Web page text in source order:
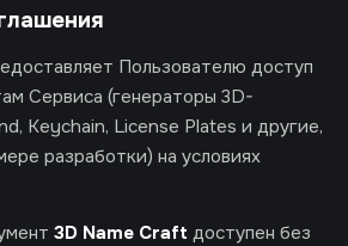
Пользователю доступ
Сервиса (генераторы 3D-
Keychain, License Plates и другие,
разработки) на условиях
3D Name Craft доступен без